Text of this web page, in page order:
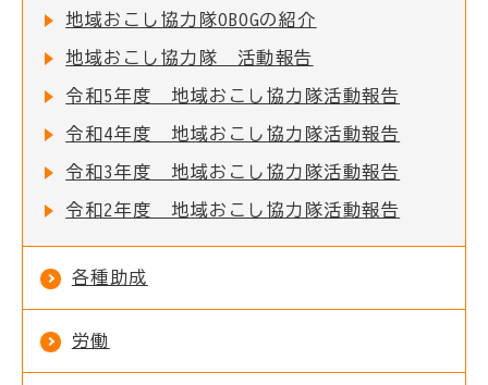
地域おこし協力隊OBOGの紹介
地域おこし協力隊 活動報告
令和5年度 地域おこし協力隊活動報告
令和4年度 地域おこし協力隊活動報告
令和3年度 地域おこし協力隊活動報告
令和2年度 地域おこし協力隊活動報告
各種助成
労働